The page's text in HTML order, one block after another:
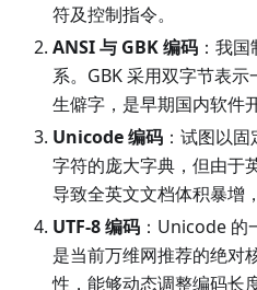
符及控制指令。
ANSI 与 GBK 编码 ：我
系。GBK 采用双字节表
生僻字，是早期国内软件
Unicode 编码 ：试图以
字符的庞大字典，但由于
导致全英文文档体积暴增
UTF-8 编码 ：Unicode 的
是当前万维网推荐的绝对
性，能够动态调整编码长